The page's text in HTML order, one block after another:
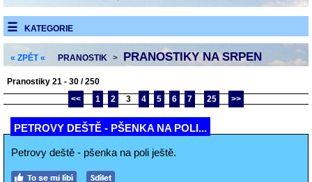
KATEGORIE
« ZPĚT « PRANOSTIK > PRANOSTIKY NA SRPEN
Pranostiky 21 - 30 / 250
<<
1 2 3 4 5 6 7 25 >>
PETROVY DEŠTĚ - PŠENKA NA POLI...
Petrovy deště - pšenka na poli ještě.